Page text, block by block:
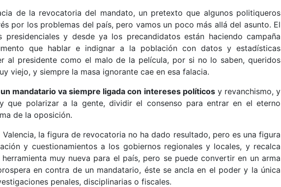
de la revocatoria del mandato, un pretexto que algunos politiqueros
por los problemas del país, pero vamos un poco más allá del asunto. El
presidenciales y desde ya los precandidatos están haciendo campaña
que hablar e indignar a la población con datos y estadísticas
al presidente como el malo de la película, por si no lo saben, queridos
viejo, y siempre la masa ignorante cae en esa falacia.
mandatario va siempre ligada con intereses políticosy revanchismo, y
que polarizar a la gente, dividir el consenso para entrar en el eterno
de la oposición.
la figura de revocatoria no ha dado resultado, pero es una figura
y cuestionamientos a los gobiernos regionales y locales, y recalca
muy nueva para el país, pero se puede convertir en un arma
en contra de un mandatario, éste se ancla en el poder y la única
penales, disciplinarias o fiscales.